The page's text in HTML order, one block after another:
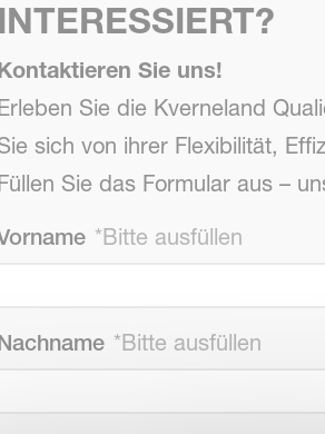
INTERESSIERT?
Sie uns!
Sie die Kverneland
sich von ihrer Flexibilität,
Sie das Formular aus –
*Bitte ausfüllen
*Bitte ausfüllen